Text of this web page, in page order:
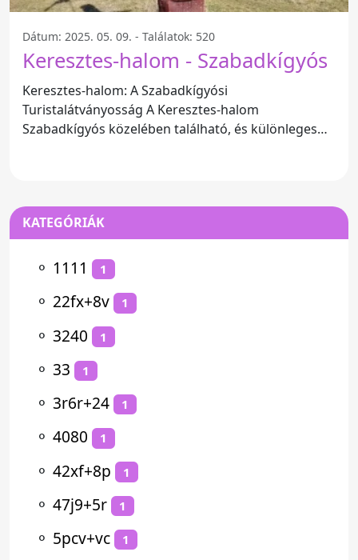
Dátum: 2025. 05. 09. - Találatok: 520
Keresztes-halom - Szabadkígyós
Keresztes-halom: A Szabadkígyósi
Turistalátványosság A Keresztes-halom
Szabadkígyós közelében található, és különleges
KATEGÓRIÁK
⚬ 1111 1
⚬ 22fx+8v 1
⚬ 3240 1
⚬ 33 1
⚬ 3r6r+24 1
⚬ 4080 1
⚬ 42xf+8p 1
⚬ 47j9+5r 1
⚬ 5pcv+vc 1